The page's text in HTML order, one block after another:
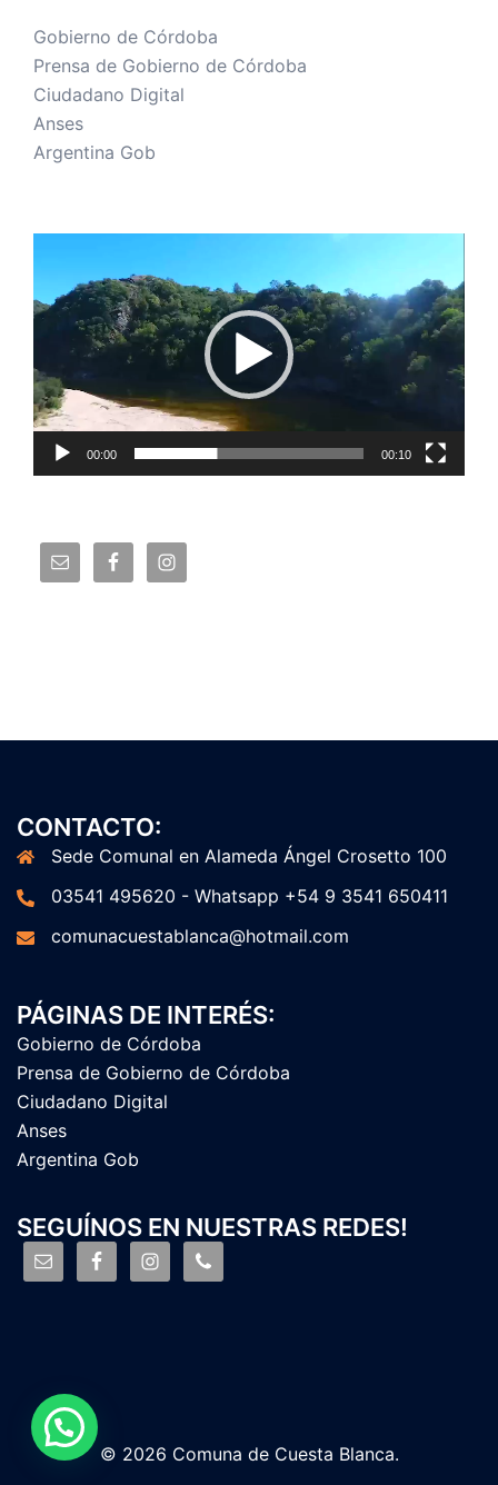
Gobierno de Córdoba
Prensa de Gobierno de Córdoba
Ciudadano Digital
Anses
Argentina Gob
vídeo
00:00 00:10
CONTACTO:
Sede Comunal en Alameda Ángel Crosetto 100
03541 495620 - Whatsapp +54 9 3541 650411
comunacuestablanca@hotmail.com
PÁGINAS DE INTERÉS:
Gobierno de Córdoba
Prensa de Gobierno de Córdoba
Ciudadano Digital
Anses
Argentina Gob
SEGUÍNOS EN NUESTRAS REDES!
© 2026 Comuna de Cuesta Blanca.